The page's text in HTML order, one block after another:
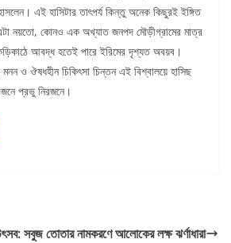
এই হাসিটার তাৎপর্য কিন্তু অনেক কিছুরই ইঙ্গিত
নয়তো, কোনও এক অখ্যাত জনপদ মৌড়ীগ্রামের মাত্র
আবদ্ধ হতেই পারে ইরিমের দৃশ্যত অবয়ব।
ও ঔষধহীন চিকিৎসা চিন্তন এই বিশ্বালয়ে হাসিছ
প্রভু নিরজনে।
সবুজ তোতার নামকরণে আলোকের লক্ষ ঝর্ণাধারা